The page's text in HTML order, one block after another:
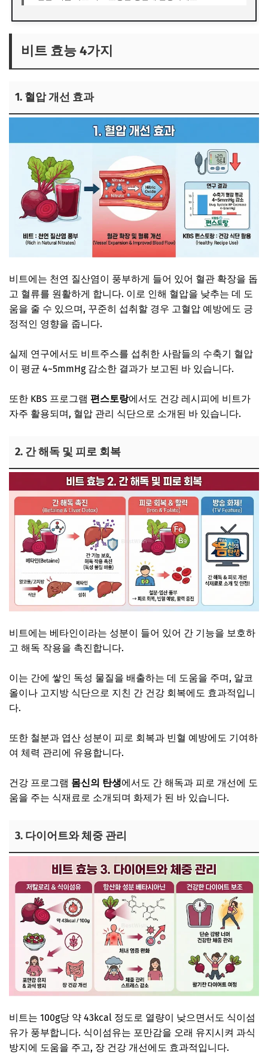
비트 효능 4가지
1. 혈압 개선 효과
비트에는 천연 질산염이 풍부하게 들어 있어 혈관 확장을 돕
고 혈류를 원활하게 합니다. 이로 인해 혈압을 낮추는 데 도
움을 줄 수 있으며, 꾸준히 섭취할 경우 고혈압 예방에도 긍
정적인 영향을 줍니다.
실제 연구에서도 비트주스를 섭취한 사람들의 수축기 혈압
이 평균 4~5mmHg 감소한 결과가 보고된 바 있습니다.
또한 KBS 프로그램 편스토랑에서도 건강 레시피에 비트가
자주 활용되며, 혈압 관리 식단으로 소개된 바 있습니다.
2. 간 해독 및 피로 회복
비트에는 베타인이라는 성분이 들어 있어 간 기능을 보호하
고 해독 작용을 촉진합니다.
이는 간에 쌓인 독성 물질을 배출하는 데 도움을 주며, 알코
올이나 고지방 식단으로 지친 간 건강 회복에도 효과적입니
다.
또한 철분과 엽산 성분이 피로 회복과 빈혈 예방에도 기여하
여 체력 관리에 유용합니다.
건강 프로그램 몸신의 탄생에서도 간 해독과 피로 개선에 도
움을 주는 식재료로 소개되며 화제가 된 바 있습니다.
3. 다이어트와 체중 관리
비트는 100g당 약 43kcal 정도로 열량이 낮으면서도 식이섬
유가 풍부합니다. 식이섬유는 포만감을 오래 유지시켜 과식
방지에 도움을 주고, 장 건강 개선에도 효과적입니다.